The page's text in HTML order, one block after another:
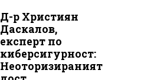
Д-р Християн
Даскалов,
експерт по
киберсигурност:
Неоторизираният